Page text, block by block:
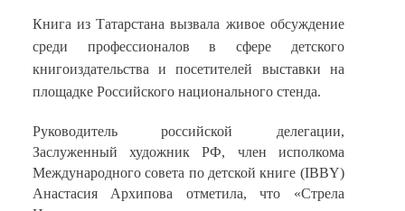
Книга из Татарстана вызвала живое обсуждение
среди профессионалов в сфере детского
книгоиздательства и посетителей выставки на
площадке Российского национального стенда.
Руководитель российской делегации,
Заслуженный художник РФ, член исполкома
Международного совета по детской книге (IBBY)
Анастасия Архипова отметила, что «Стрела